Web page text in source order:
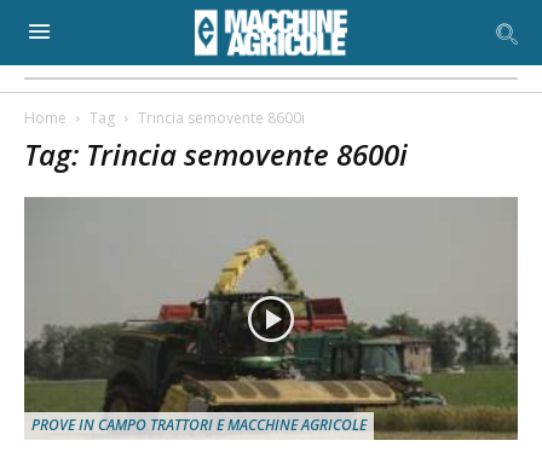
Home Tag Trincia semovente 8600i
Tag: Trincia semovente 8600i
PROVE IN CAMPO TRATTORI E MACCHINE AGRICOLE